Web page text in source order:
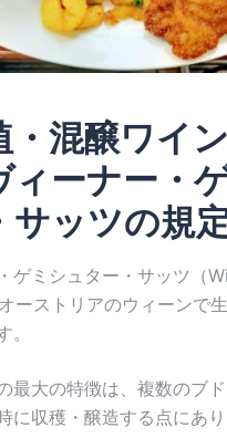
・混醸ワイ
ィーナー・
サッツの規
ゲミシュター・サッツ（
ーストリアのウィーンで
。
最大の特徴は、複数のブ
に収穫・醸造する点にあり